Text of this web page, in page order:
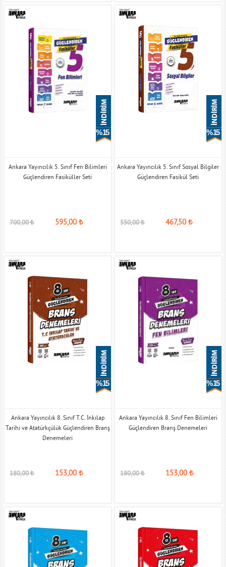
% 15
Ankara Yayıncılık 5. Sınıf Fen Bilimleri
Güçlendiren Fasiküller Seti
700,00₺ 595,00₺
% 15
Ankara Yayıncılık 5. Sınıf Sosyal Bilgiler
Güçlendiren Fasikül Seti
550,00₺ 467,50₺
% 15
Ankara Yayıncılık 8. Sınıf T.C. İnkılap
Tarihi ve Atatürkçülük Güçlendiren Branş
Denemeleri
180,00₺ 153,00₺
% 15
Ankara Yayıncılık 8. Sınıf Fen Bilimleri
Güçlendiren Branş Denemeleri
180,00₺ 153,00₺